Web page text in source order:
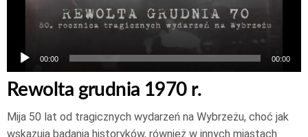
00:00 00:00
Rewolta grudnia 1970 r.
Mija 50 lat od tragicznych wydarzeń na Wybrzeżu, choć jak
wskazują badania historyków, również w innych miastach